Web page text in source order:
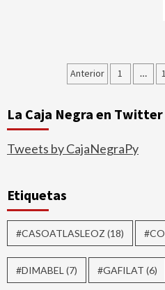
entradas
Anterior 1 …
La Caja Negra en Twitter
Tweets by CajaNegraPy
Etiquetas
#CASOATLASLEOZ (18)
#DIMABEL (7) #GAFILAT (6)